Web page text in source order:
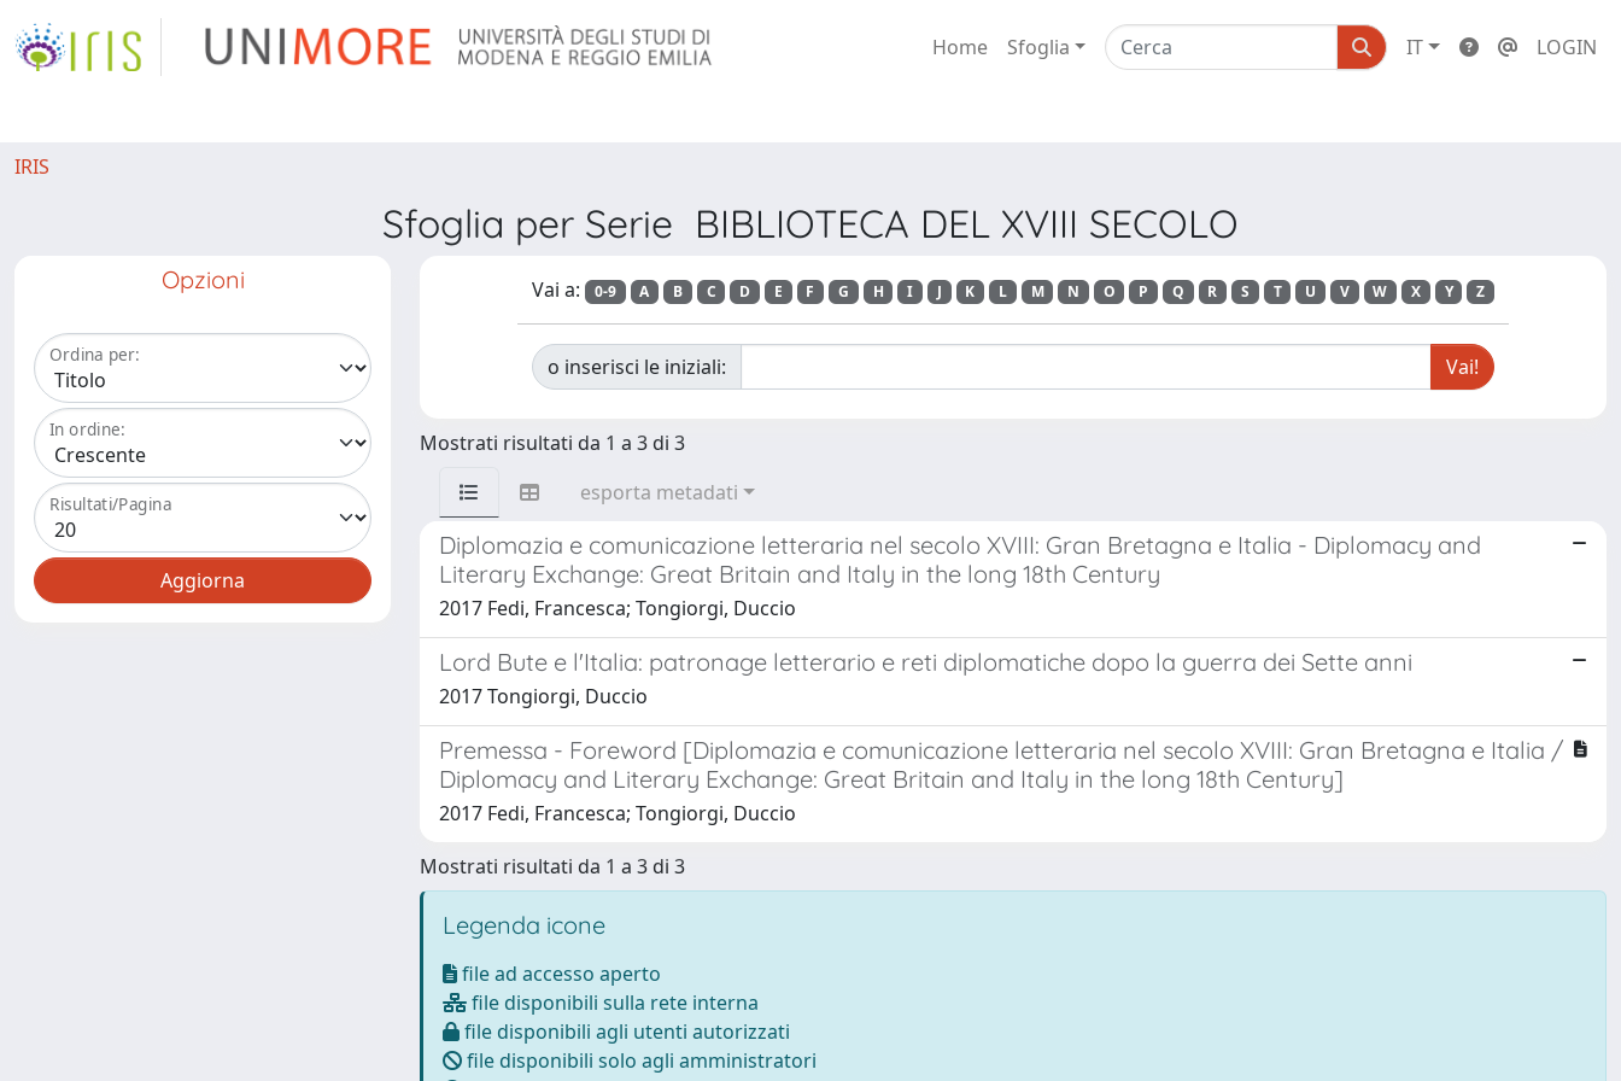
Home Sfoglia IT LOGIN
IRIS
Sfoglia per Serie BIBLIOTECA DEL XVIII SECOLO
Opzioni
Ordina per:
In ordine:
Risultati/Pagina
Vai a: 0-9 A B C D E F G H I J K L M N O P Q R S T U V W X Y Z
o inserisci le iniziali:
Mostrati risultati da 1 a 3 di 3
esporta metadati
Diplomazia e comunicazione letteraria nel secolo XVIII: Gran Bretagna e Italia - Diplomacy and
Literary Exchange: Great Britain and Italy in the long 18th Century
2017 Fedi, Francesca; Tongiorgi, Duccio
Lord Bute e l'Italia: patronage letterario e reti diplomatiche dopo la guerra dei Sette anni
2017 Tongiorgi, Duccio
Premessa - Foreword [Diplomazia e comunicazione letteraria nel secolo XVIII: Gran Bretagna e Italia /
Diplomacy and Literary Exchange: Great Britain and Italy in the long 18th Century]
2017 Fedi, Francesca; Tongiorgi, Duccio
Mostrati risultati da 1 a 3 di 3
Legenda icone
file ad accesso aperto
file disponibili sulla rete interna
file disponibili agli utenti autorizzati
file disponibili solo agli amministratori